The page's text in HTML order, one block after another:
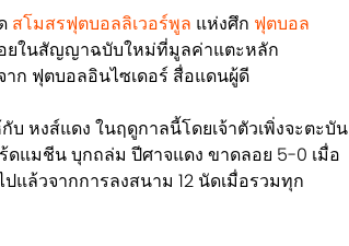
สโมสรฟุตบอลลิเวอร์พูล แห่งศึก ฟุตบอล
ยในสัญญาฉบับใหม่ที่มูลค่าแตะหลัก
ก ฟุตบอลอินไซเดอร์ สื่อแดนผู้ดี
บ หงส์แดง ในฤดูกาลนี้โดยเจ้าตัวเพิ่งจะตะบัน
ดแมชีน บุกถล่ม ปีศาจแดง ขาดลอย 5-0 เมื่อ
แล้วจากการลงสนาม 12 นัดเมื่อรวมทุก